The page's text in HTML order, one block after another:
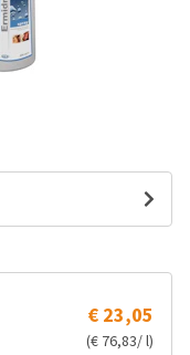
€ 23,05
(€ 76,83/ l)